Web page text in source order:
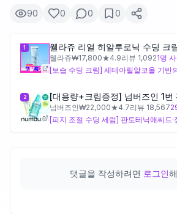
루틴탐색
제품비교
Login
90 0 0 0
1 웰라쥬 리얼 히알루로닉 수딩 크
웰라쥬₩17,800★4.9리뷰 1,0921명
2
넘버즈인₩22,000★4.7리뷰 18,567
댓글을 작성하려면 로그인